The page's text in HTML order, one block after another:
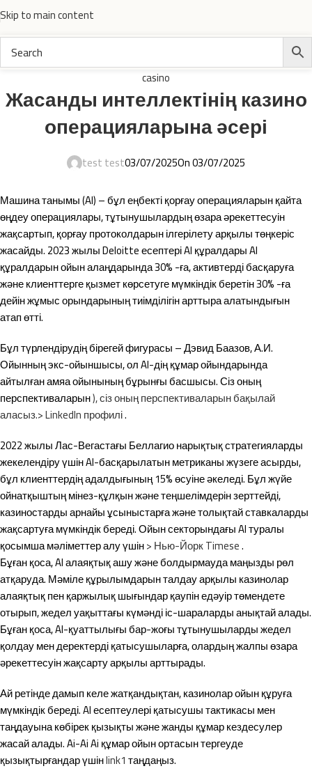
Skip to main content
casino
Жасанды интеллектінің казино
операцияларына әсері
test test03/07/2025On 03/07/2025
Машина танымы (AI) – бұл еңбекті қорғау операцияларын қайта
өңдеу операциялары, тұтынушылардың өзара әрекеттесуін
жақсартып, қорғау протоколдарын ілгерілету арқылы төңкеріс
жасайды. 2023 жылы Deloitte есептері AI құралдары AI
құралдарын ойын алаңдарында 30% -ға, активтерді басқаруға
және клиенттерге қызмет көрсетуге мүмкіндік беретін 30% -ға
дейін жұмыс орындарының тиімділігін арттыра алатындығын
атап өтті.
Бұл түрлендірудің бірегей фигурасы – Дэвид Баазов, А.И.
Ойынның экс-ойыншысы, ол AI-дің құмар ойындарында
айтылған амяа ойынының бұрынғы басшысы. Сіз оның
перспективаларын), сіз оның перспективаларын бақылай
аласыз.> LinkedIn профилі.
2022 жылы Лас-Вегастағы Беллагио нарықтық стратегияларды
жекелендіру үшін AI-басқарылатын метриканы жүзеге асырды,
бұл клиенттердің адалдығының 15% өсуіне әкеледі. Бұл жүйе
ойнатқыштың мінез-құлқын және теңшелімдерін зерттейді,
казиностарды арнайы ұсыныстарға және толықтай ставкаларды
жақсартуға мүмкіндік береді. Ойын секторындағы AI туралы
қосымша мәліметтер алу үшін> Нью-Йорк Timese.
Бұған қоса, AI алаяқтық ашу және болдырмауда маңызды рөл
атқаруда. Мәміле құрылымдарын талдау арқылы казинолар
алаяқтық пен қаржылық шығындар қаупін едәуір төмендете
отырып, жедел уақыттағы күмәнді іс-шараларды анықтай алады.
Бұған қоса, AI-қуаттылығы бар-жоғы тұтынушыларды жедел
қолдау мен деректерді қатысушыларға, олардың жалпы өзара
әрекеттесуін жақсарту арқылы арттырады.
Ай ретінде дамып келе жатқандықтан, казинолар ойын құруға
мүмкіндік береді. AI есептеулері қатысушы тактикасы мен
таңдауына көбірек қызықты және жанды құмар кездесулер
жасай алады. Ai-Ai Ai құмар ойын ортасын тергеуде
қызықтырғандар үшінlink1таңдаңыз.